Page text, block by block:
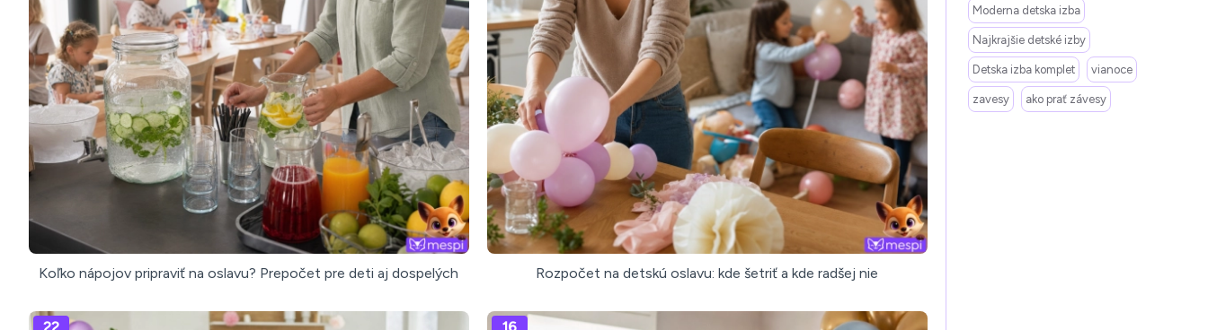
Koľko nápojov pripraviť na oslavu? Prepočet pre deti aj dospelých Rozpočet na detskú oslavu: kde šetriť a kde radšej nie
Moderna detska izba
Najkrajšie detské izby
Detska izba komplet vianoce
zavesy ako prať závesy